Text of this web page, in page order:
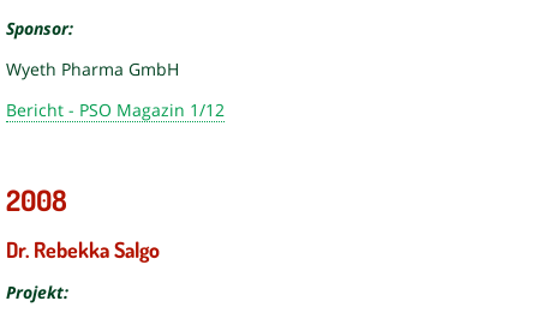
Sponsor:
Wyeth Pharma GmbH
Bericht - PSO Magazin 1/12
2008
Dr. Rebekka Salgo
Projekt: